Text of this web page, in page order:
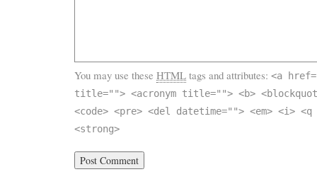
You may use these HTML tags and attributes: <a
title=""> <acronym title=""> <b>
<code> <pre> <del datetime=""> <em> <i>
<strong>